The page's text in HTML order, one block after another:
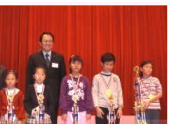
推理能力，激發潛在的學習效率。即使近
洲、美洲、..